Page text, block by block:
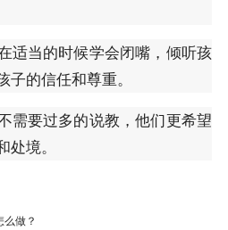
适当的时候学会闭嘴，倾听孩
的信任和尊重。
需要过多的说教，他们更希望
境。
么做？